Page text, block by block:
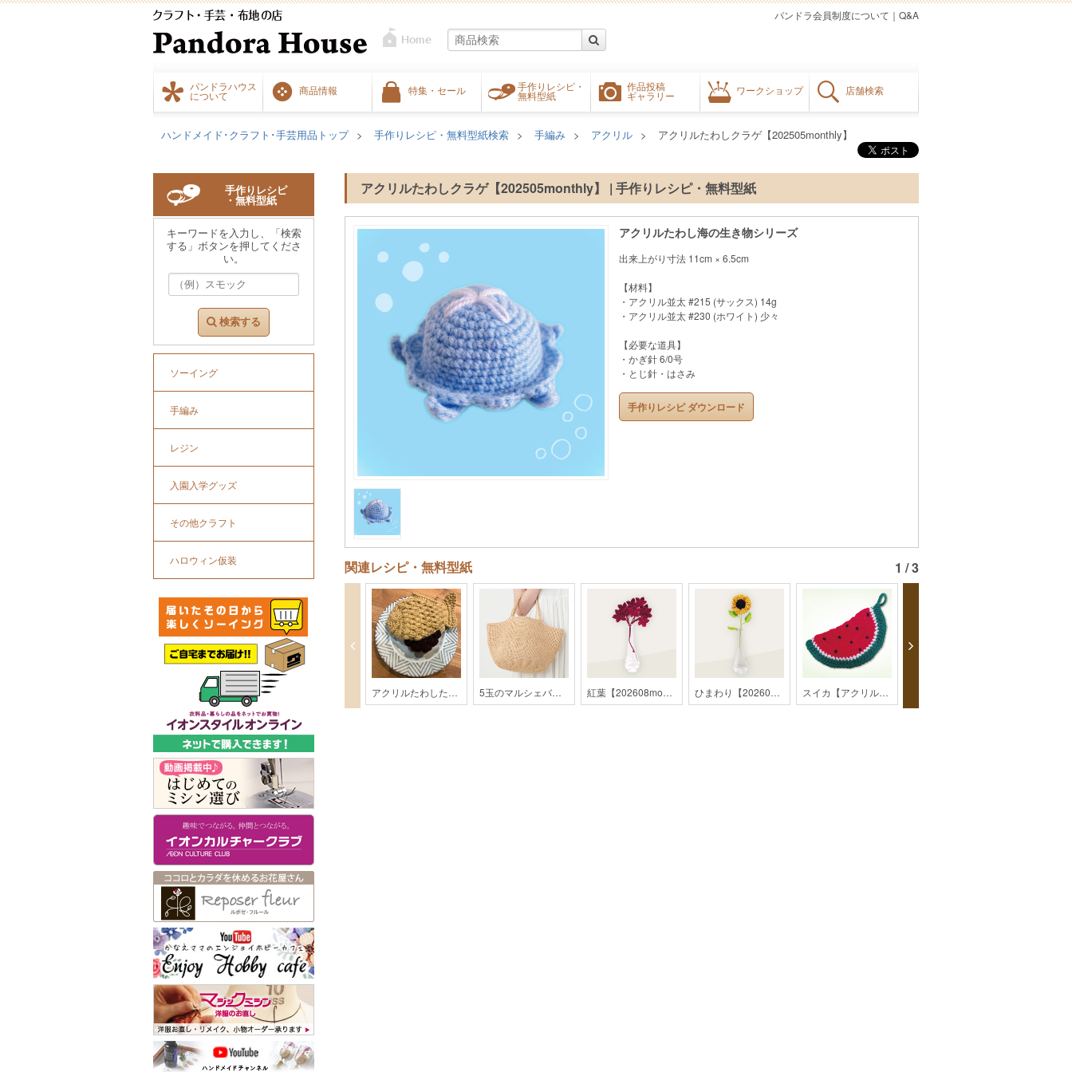
パンドラハウス
について
商品情報 特集・セール
手作りレシピ・
無料型紙
作品投稿
ギャラリー
ワークショップ 店舗検索
Q&A
｜
パンドラ会員制度について
ハンドメイド･クラフト･手芸用品トップ 手作りレシピ・無料型紙検索 手編み アクリル アクリルたわしクラゲ【202505monthly】
アクリルたわしクラゲ【202505monthly】 | 手作りレシピ・無料型紙
アクリルたわし海の生き物シリーズ
出来上がり寸法 11cm × 6.5cm
【材料】
・アクリル並太 #215 (サックス) 14g
・アクリル並太 #230 (ホワイト) 少々
【必要な道具】
・かぎ針 6/0号
・とじ針・はさみ
手作りレシピ ダウンロード
関連レシピ・無料型紙 1 / 3
アクリルたわしたいやき【202309monthly】 5玉のマルシェバッグ【2019SS】 紅葉【202608monthly】 ひまわり【202607monthly】 スイカ【アクリルたわし】【monthly】
手作りレシピ
・無料型紙
キーワードを入力し、「検索
する」ボタンを押してくださ
い。
検索する
ソーイング
手編み
レジン
入園入学グッズ
その他クラフト
ハロウィン仮装